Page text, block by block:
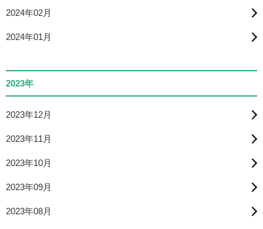
2024年02月
2024年01月
2023年
2023年12月
2023年11月
2023年10月
2023年09月
2023年08月